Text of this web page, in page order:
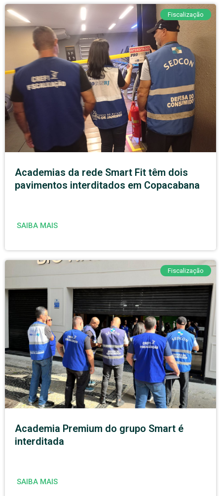
Fiscalização
Academias da rede Smart Fit têm dois
pavimentos interditados em Copacabana
SAIBA MAIS
Fiscalização
Academia Premium do grupo Smart é
interditada
SAIBA MAIS